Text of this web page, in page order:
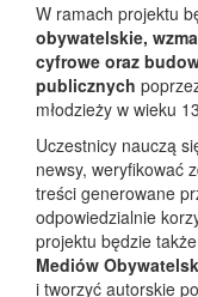
W ramach projektu
obywatelskie,
cyfrowe oraz
publicznych
młodzieży w wieku
Uczestnicy nauczą
newsy, weryfikować
treści generowane
odpowiedzialnie
projektu będzie
Mediów
i tworzyć autorskie